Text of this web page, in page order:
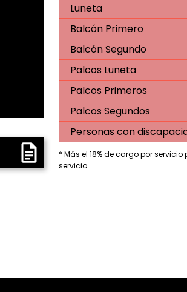
Luneta
Balcón Primero
Balcón Segundo
Palcos Luneta
Palcos Primeros
Palcos Segundos
Personas con
* Más el 18% de cargo por
servicio.